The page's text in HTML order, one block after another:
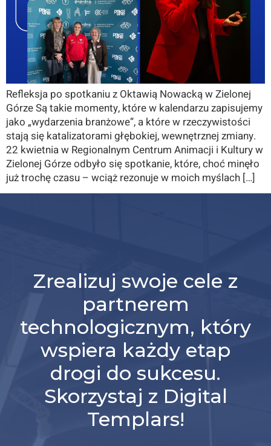
Refleksja po spotkaniu z Oktawią Nowacką w Zielonej
Górze Są takie momenty, które w kalendarzu zapisujemy
jako „wydarzenia branżowe”, a które w rzeczywistości
stają się katalizatorami głębokiej, wewnętrznej zmiany.
22 kwietnia w Regionalnym Centrum Animacji i Kultury w
Zielonej Górze odbyło się spotkanie, które, choć minęło
już trochę czasu – wciąż rezonuje w moich myślach […]
Zrealizuj swoje cele z
partnerem
technologicznym, który
wspiera każdy etap
drogi do sukcesu.
Skorzystaj z Digital
Templars!